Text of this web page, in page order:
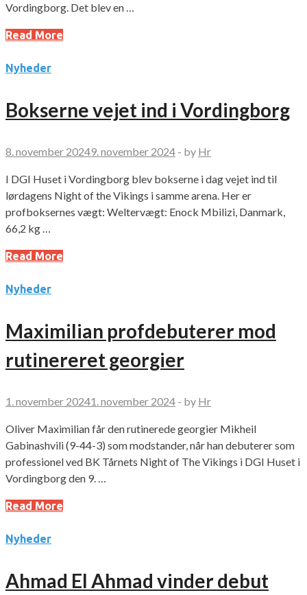
Vordingborg. Det blev en …
Read More
Nyheder
Bokserne vejet ind i Vordingborg
8. november 20249. november 2024 - by Hr
I DGI Huset i Vordingborg blev bokserne i dag vejet ind til
lørdagens Night of the Vikings i samme arena. Her er
profboksernes vægt: Weltervægt: Enock Mbilizi, Danmark,
66,2 kg …
Read More
Nyheder
Maximilian profdebuterer mod
rutinereret georgier
1. november 20241. november 2024 - by Hr
Oliver Maximilian får den rutinerede georgier Mikheil
Gabinashvili (9-44-3) som modstander, når han debuterer som
professionel ved BK Tårnets Night of The Vikings i DGI Huset i
Vordingborg den 9. …
Read More
Nyheder
Ahmad El Ahmad vinder debut